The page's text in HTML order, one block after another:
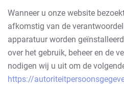
Wanneer u onze website
afkomstig van de
apparatuur worden
over het gebruik, beheer en de
nodigen wij u uit om de
https://